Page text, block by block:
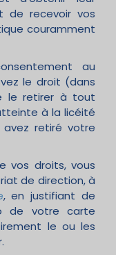
de recevoir vos
couramment
au
le droit (dans
le retirer à tout
à la licéité
retiré votre
vos droits, vous
de direction, à
, en justifiant de
de votre carte
le ou les